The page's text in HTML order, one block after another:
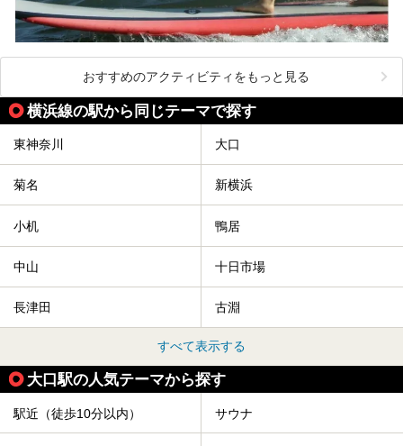
おすすめのアクティビティをもっと見る
横浜線の駅から同じテーマで探す
東神奈川 大口
菊名 新横浜
小机 鴨居
中山 十日市場
長津田 古淵
すべて表示する
大口駅の人気テーマから探す
駅近（徒歩10分以内） サウナ